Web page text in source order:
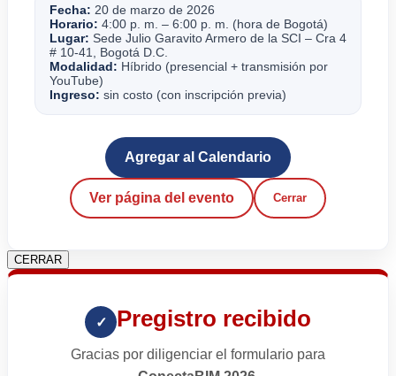
Fecha: 20 de marzo de 2026
Horario: 4:00 p. m. – 6:00 p. m. (hora de Bogotá)
Lugar: Sede Julio Garavito Armero de la SCI – Cra 4
# 10-41, Bogotá D.C.
Modalidad: Híbrido (presencial + transmisión por
YouTube)
Ingreso: sin costo (con inscripción previa)
Agregar al Calendario
Ver página del evento Cerrar
CERRAR
✓ Pregistro recibido
Gracias por diligenciar el formulario para